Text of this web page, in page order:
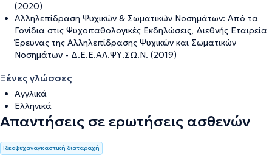
(2020)
Αλληλεπίδραση Ψυχικών & Σωματικών Νοσημάτων: Από τα
Γονίδια στις Ψυχοπαθολογικές Εκδηλώσεις, Διεθνής Εταιρεία
Έρευνας της Αλληλεπίδρασης Ψυχικών και Σωματικών
Νοσημάτων - Δ.Ε.Ε.ΑΛ.ΨΥ.ΣΩ.Ν. (2019)
Ξένες γλώσσες
Αγγλικά
Ελληνικά
Απαντήσεις σε ερωτήσεις ασθενών
Ιδεοψυχαναγκαστική διαταραχή